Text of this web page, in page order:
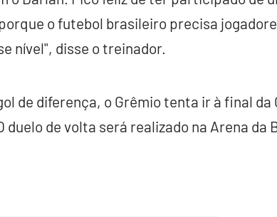
o futebol brasileiro precisa
nível", disse o treinador.
de diferença, o Grêmio tenta ir à final da
de volta será realizado na Arena da